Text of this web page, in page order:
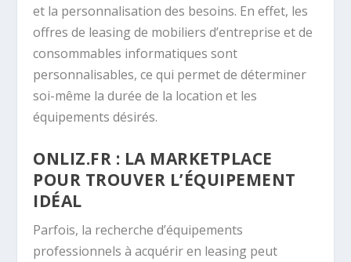
et la personnalisation des besoins. En effet, les
offres de leasing de mobiliers d’entreprise et de
consommables informatiques sont
personnalisables, ce qui permet de déterminer
soi-même la durée de la location et les
équipements désirés.
ONLIZ.FR : LA MARKETPLACE
POUR TROUVER L’ÉQUIPEMENT
IDÉAL
Parfois, la recherche d’équipements
professionnels à acquérir en leasing peut